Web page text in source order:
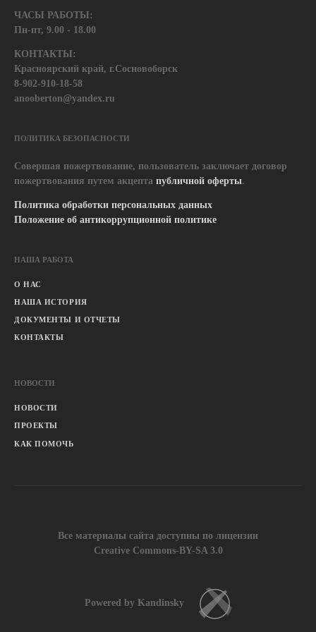
ЧАСЫ РАБОТЫ:
Пн-пт, 9.00 - 18.00
КОНТАКТЫ:
Красноярский край, г.Сосновоборск
8-902-910-18-58
anooberton@yandex.ru
НАША РАБОТА
О НАС
НАША ИСТОРИЯ
ДОКУМЕНТЫ И ОТЧЕТЫ
КОНТАКТЫ
НОВОСТИ
НОВОСТИ
ПРОЕКТЫ
КАК ПОМОЧЬ
ПОЛИТИКА БЕЗОПАСНОСТИ
Совершая пожертвование, пользователь заключает договор
пожертвования путем акцепта публичной оферты.
Политика обработки персональных данных
Положение об антикоррупционной политике
Все материалы сайта доступны по лицензии
Creative Commons-BY-SA 3.0
Powered by Kandinsky